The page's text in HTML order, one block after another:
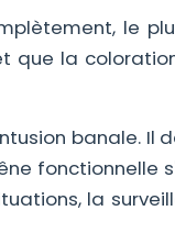
le
la
banale. Il
fonctionnelle
la